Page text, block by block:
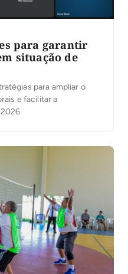
para garantir
situação de
para ampliar o
e facilitar a